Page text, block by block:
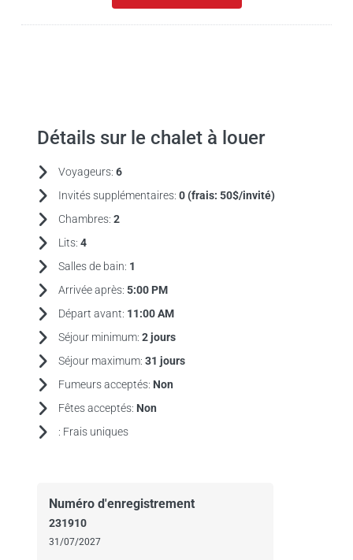
Détails sur le chalet à louer
Voyageurs: 6
Invités supplémentaires: 0 (frais: 50$/invité)
Chambres: 2
Lits: 4
Salles de bain: 1
Arrivée après: 5:00 PM
Départ avant: 11:00 AM
Séjour minimum: 2 jours
Séjour maximum: 31 jours
Fumeurs acceptés: Non
Fêtes acceptés: Non
: Frais uniques
Numéro d'enregistrement
231910
31/07/2027